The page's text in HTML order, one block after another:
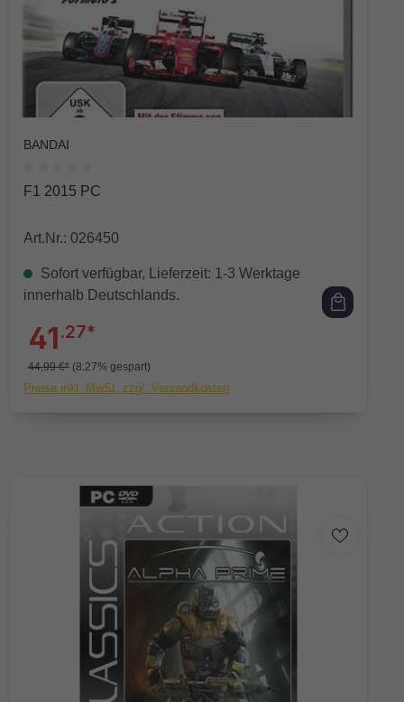
BANDAI
Durchschnittliche Bewertung von 0 von 5 Sternen
F1 2015 PC
Art.Nr.: 026450
Sofort verfügbar, Lieferzeit: 1-3 Werktage
innerhalb Deutschlands.
41.27*
44,99 €* (8.27% gespart)
Preise inkl. MwSt. zzgl. Versandkosten